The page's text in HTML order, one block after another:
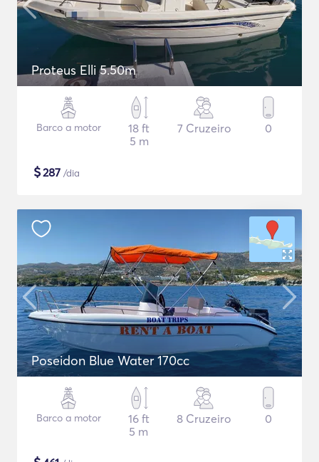
Proteus Elli 5.50m
Barco a motor
18 ft
5 m
7 Cruzeiro 0
$287 /dia
Poseidon Blue Water 170cc
Barco a motor
16 ft
5 m
8 Cruzeiro 0